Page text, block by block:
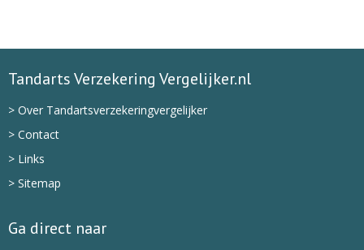
Tandarts Verzekering Vergelijker.nl
> Over Tandartsverzekeringvergelijker
> Contact
> Links
> Sitemap
Ga direct naar